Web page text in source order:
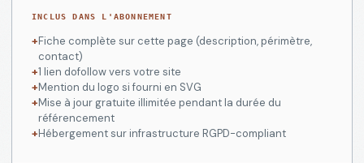
INCLUS DANS L'ABONNEMENT
+Fiche complète sur cette page (description, périmètre,
contact)
+1 lien dofollow vers votre site
+Mention du logo si fourni en SVG
+Mise à jour gratuite illimitée pendant la durée du
référencement
+Hébergement sur infrastructure RGPD-compliant